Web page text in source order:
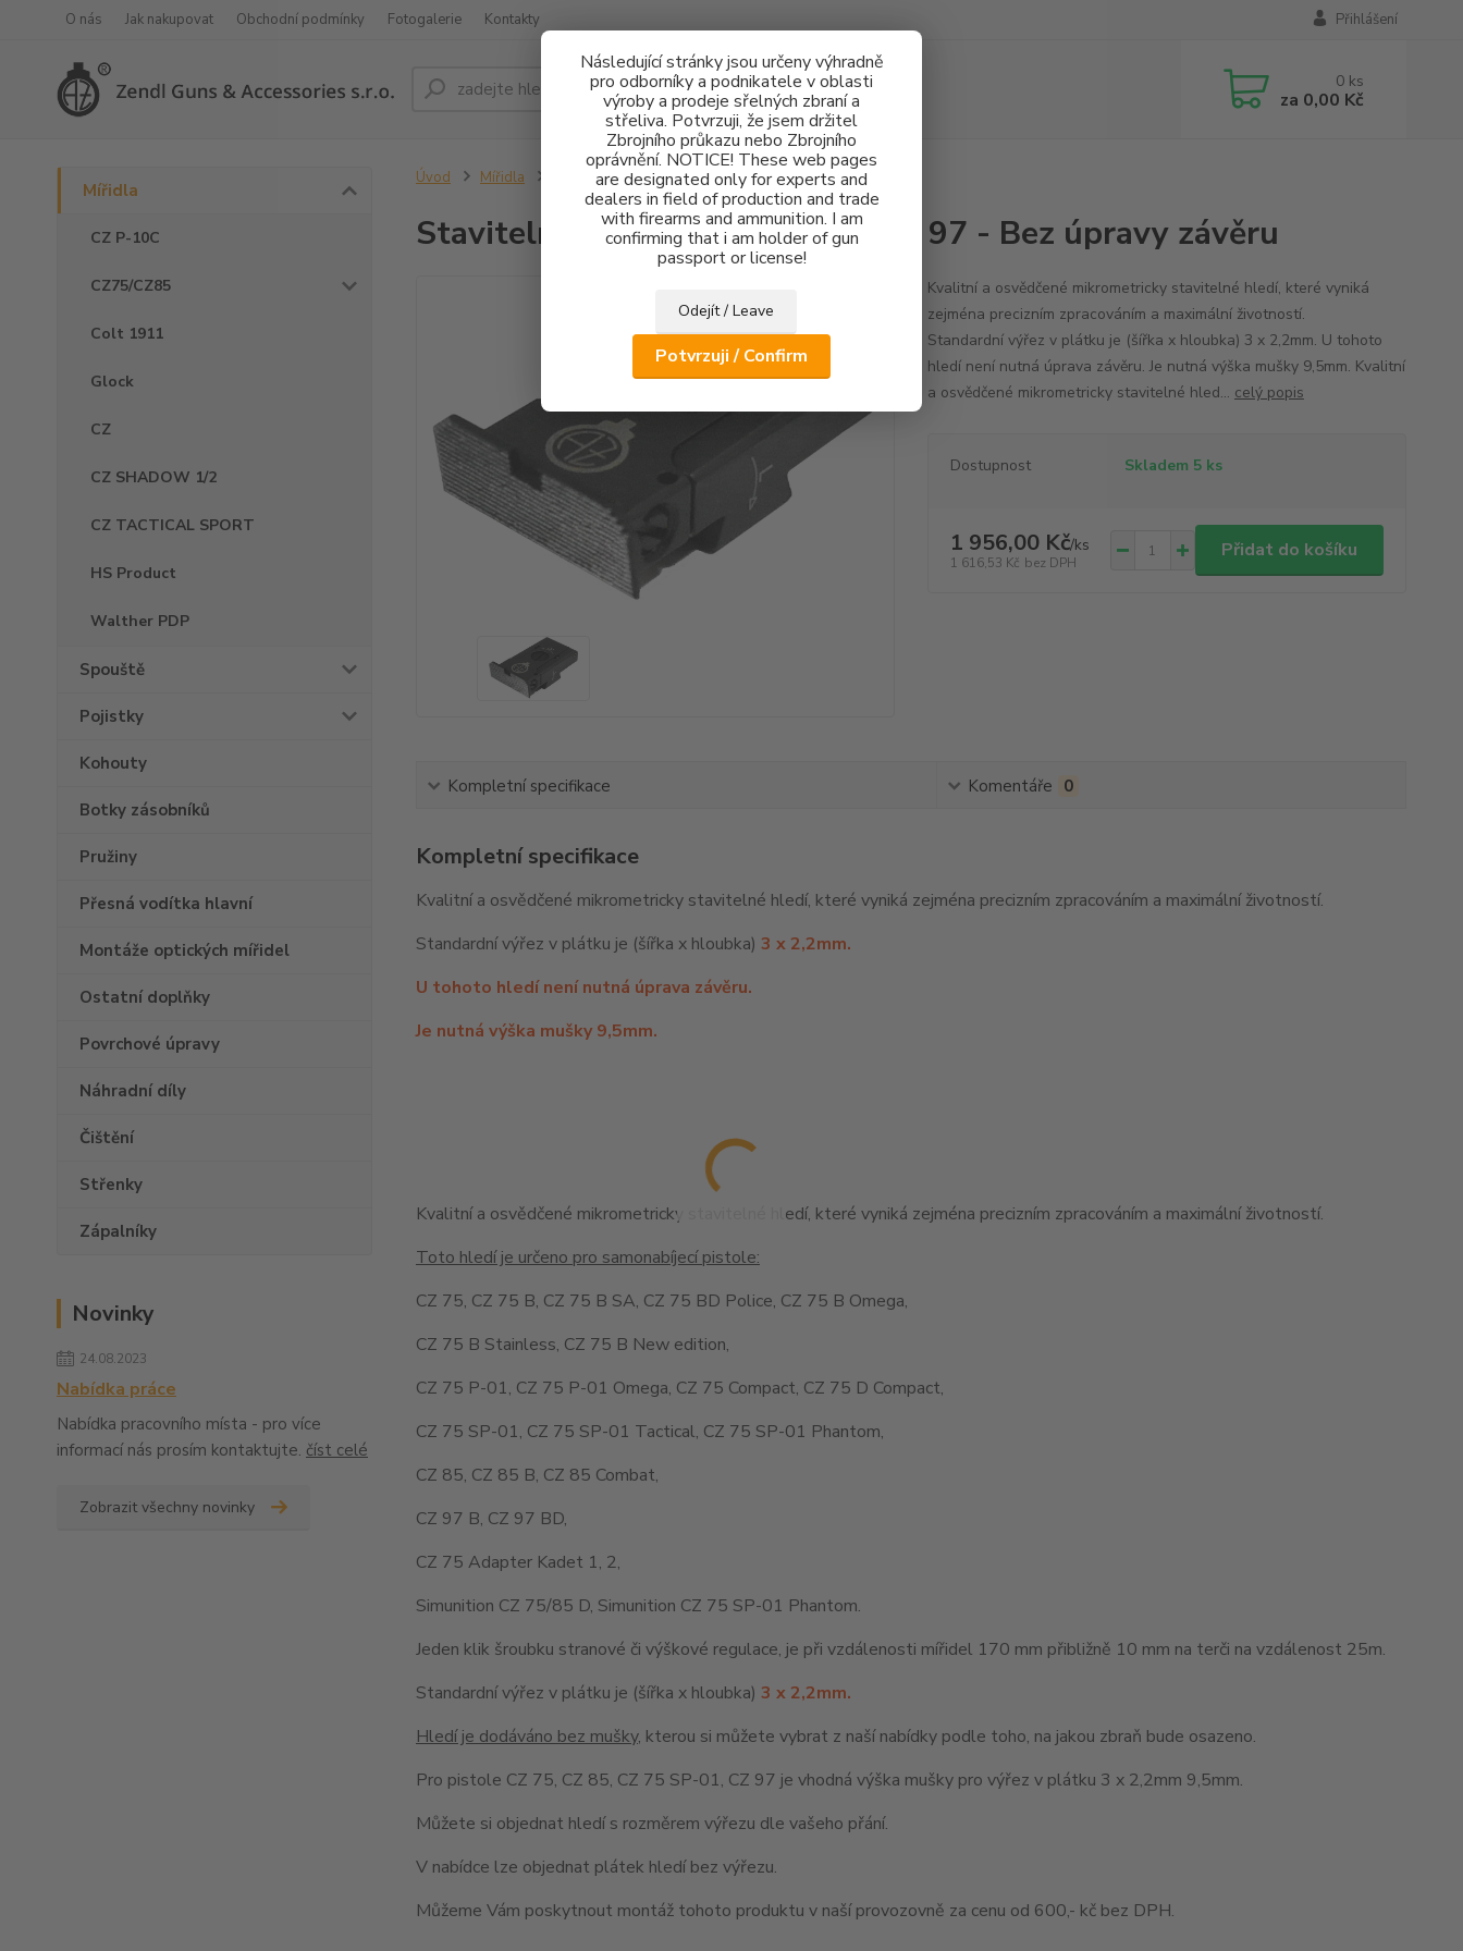
Následující stránky jsou určeny výhradně
pro odborníky a podnikatele v oblasti
výroby a prodeje sřelných zbraní a
střeliva. Potvrzuji, že jsem držitel
Zbrojního průkazu nebo Zbrojního
oprávnění. NOTICE! These web pages
are designated only for experts and
dealers in field of production and trade
with firearms and ammunition. I am
confirming that i am holder of gun
passport or license!
Odejít / Leave
Potvrzuji / Confirm
O nás Jak nakupovat Obchodní podmínky Fotogalerie Kontakty Přihlášení
Hledat 0 ks
za 0,00 Kč
Mířidla
CZ P-10C
CZ75/CZ85
Colt 1911
Glock
CZ
CZ SHADOW 1/2
CZ TACTICAL SPORT
HS Product
Walther PDP
Spouště
Pojistky
Kohouty
Botky zásobníků
Pružiny
Přesná vodítka hlavní
Montáže optických mířidel
Ostatní doplňky
Povrchové úpravy
Náhradní díly
Čištění
Střenky
Zápalníky
Novinky
24.08.2023
Nabídka práce
Nabídka pracovního místa - pro více
informací nás prosím kontaktujte. číst celé
Zobrazit všechny novinky
Úvod Mířidla Stavitelné hledí CZ 75, CZ 85, CZ 97 - Bez úpravy závěru
Stavitelné hledí CZ 75, CZ 85, CZ 97 - Bez úpravy závěru
Kvalitní a osvědčené mikrometricky stavitelné hledí, které vyniká
zejména precizním zpracováním a maximální životností.
Standardní výřez v plátku je (šířka x hloubka) 3 x 2,2mm. U tohoto
hledí není nutná úprava závěru. Je nutná výška mušky 9,5mm. Kvalitní
a osvědčené mikrometricky stavitelné hled... celý popis
Dostupnost Skladem 5 ks
1 956,00 Kč/ks
1 616,53 Kč bez DPH
Přidat do košíku
Kompletní specifikace Komentáře 0
Kompletní specifikace
Kvalitní a osvědčené mikrometricky stavitelné hledí, které vyniká zejména precizním zpracováním a maximální životností.
Standardní výřez v plátku je (šířka x hloubka) 3 x 2,2mm.
U tohoto hledí není nutná úprava závěru.
Je nutná výška mušky 9,5mm.
Kvalitní a osvědčené mikrometricky stavitelné hledí, které vyniká zejména precizním zpracováním a maximální životností.
Toto hledí je určeno pro samonabíjecí pistole:
CZ 75, CZ 75 B, CZ 75 B SA, CZ 75 BD Police, CZ 75 B Omega,
CZ 75 B Stainless, CZ 75 B New edition,
CZ 75 P-01, CZ 75 P-01 Omega, CZ 75 Compact, CZ 75 D Compact,
CZ 75 SP-01, CZ 75 SP-01 Tactical, CZ 75 SP-01 Phantom,
CZ 85, CZ 85 B, CZ 85 Combat,
CZ 97 B, CZ 97 BD,
CZ 75 Adapter Kadet 1, 2,
Simunition CZ 75/85 D, Simunition CZ 75 SP-01 Phantom.
Jeden klik šroubku stranové či výškové regulace, je při vzdálenosti mířidel 170 mm přibližně 10 mm na terči na vzdálenost 25m.
Standardní výřez v plátku je (šířka x hloubka) 3 x 2,2mm.
Hledí je dodáváno bez mušky, kterou si můžete vybrat z naší nabídky podle toho, na jakou zbraň bude osazeno.
Pro pistole CZ 75, CZ 85, CZ 75 SP-01, CZ 97 je vhodná výška mušky pro výřez v plátku 3 x 2,2mm 9,5mm.
Můžete si objednat hledí s rozměrem výřezu dle vašeho přání.
V nabídce lze objednat plátek hledí bez výřezu.
Můžeme Vám poskytnout montáž tohoto produktu v naší provozovně za cenu od 600,- kč bez DPH.